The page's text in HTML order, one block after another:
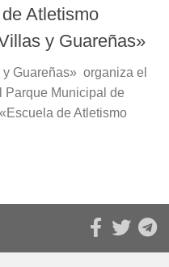
Atletismo
y Guareñas»
Guareñas» organiza el
Parque Municipal de
de Atletismo